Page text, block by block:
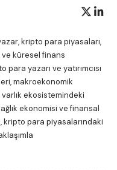
kripto para piyasaları,
küresel finans
yazarı ve yatırımcısı
makroekonomik
ekosistemindeki
ekonomisi ve finansal
para piyasalarındaki